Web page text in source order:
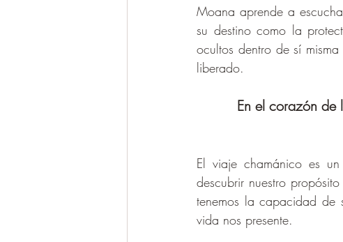
Moana aprende a
su destino como la
ocultos dentro de sí
liberado.
En el corazón de
El viaje chamánico es
descubrir nuestro
tenemos la capacidad de
vida nos presente.